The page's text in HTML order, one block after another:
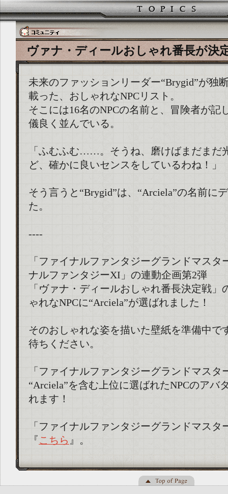
ヴァナ・ディールおしゃれ番長が決
未来のファッションリーダー“Brygid”が独
載った、おしゃれなNPCリスト。
そこには16名のNPCの名前と、冒険者が記
儀良く並んでいる。
「ふむふむ……。そうね、磨けばまだまだ
ど、確かに良いセンスをしているわね！」
そう言うと“Brygid”は、“Arciela”の名前に
た。
----
「ファイナルファンタジーグランドマスタ
ナルファンタジーXI」の連動企画第2弾
「ヴァナ・ディールおしゃれ番長決定戦」
ゃれなNPCに“Arciela”が選ばれました！
そのおしゃれな姿を描いた壁紙を準備中で
待ちください。
「ファイナルファンタジーグランドマスタ
“Arciela”を含む上位に選ばれたNPCのアバ
れます！
「ファイナルファンタジーグランドマスタ
『 こちら 』。